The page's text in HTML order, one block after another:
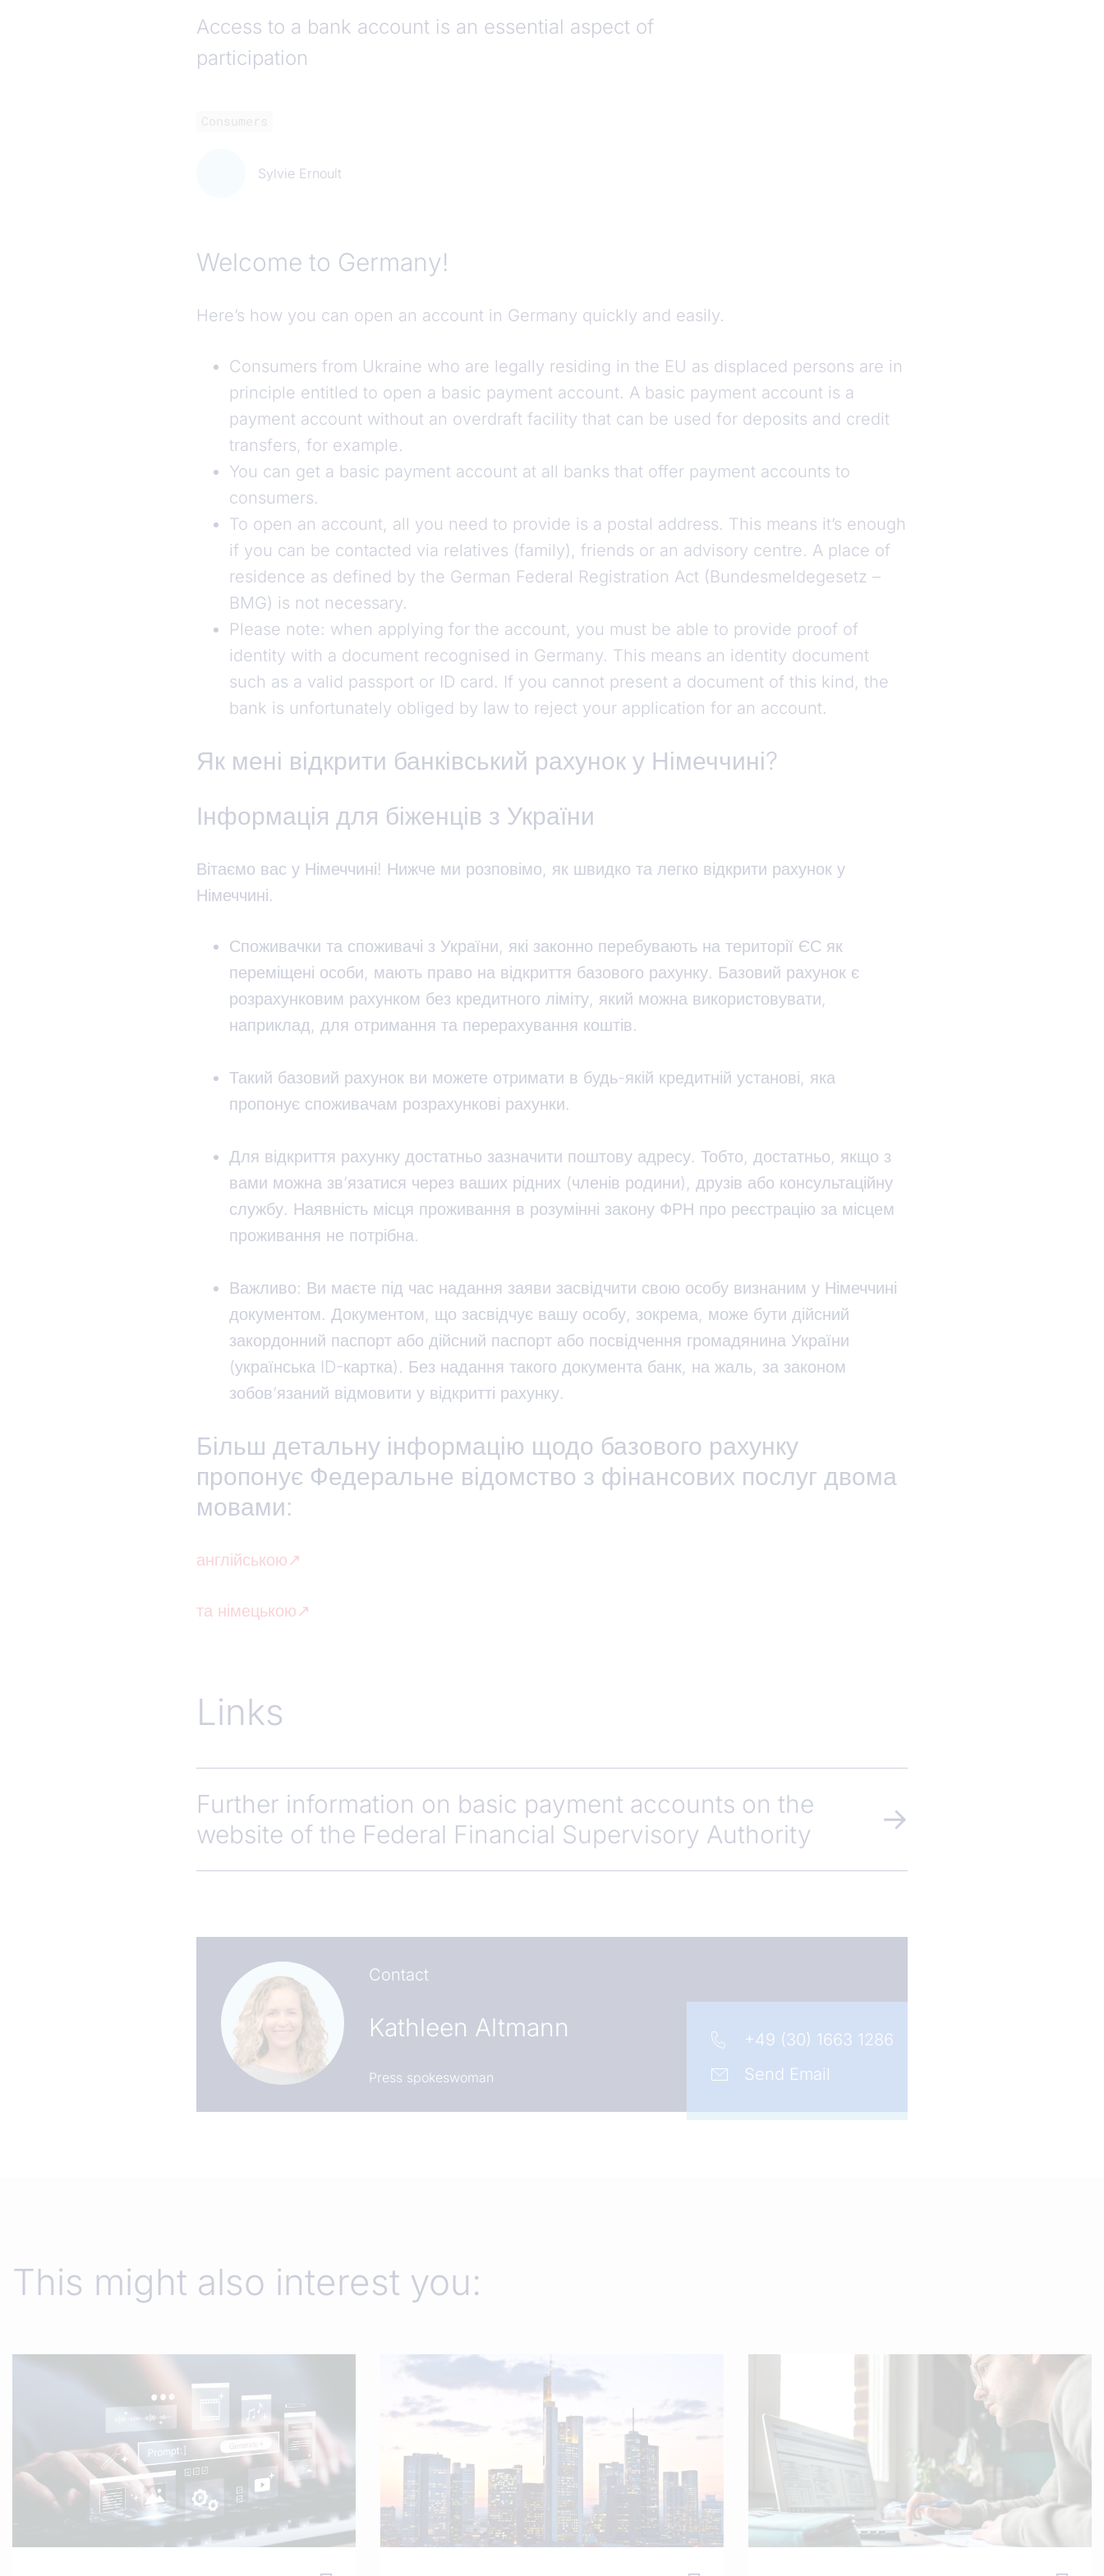
Access to a bank account is an essential aspect of
participation
Sylvie Ernoult
Welcome to Germany!
Here’s how you can open an account in Germany quickly and easily.
Consumers from Ukraine who are legally residing in the EU as displaced persons are in
principle entitled to open a basic payment account. A basic payment account is a
payment account without an overdraft facility that can be used for deposits and credit
transfers, for example.
You can get a basic payment account at all banks that offer payment accounts to
consumers.
To open an account, all you need to provide is a postal address. This means it’s enough
if you can be contacted via relatives (family), friends or an advisory centre. A place of
residence as defined by the German Federal Registration Act (Bundesmeldegesetz –
BMG) is not necessary.
Please note: when applying for the account, you must be able to provide proof of
identity with a document recognised in Germany. This means an identity document
such as a valid passport or ID card. If you cannot present a document of this kind, the
bank is unfortunately obliged by law to reject your application for an account.
Як мені відкрити банківський рахунок у Німеччині?
Інформація для біженців з України
Вітаємо вас у Німеччині! Нижче ми розповімо, як швидко та легко відкрити рахунок у
Німеччині.
Споживачки та споживачі з України, які законно перебувають на території ЄС як
переміщені особи, мають право на відкриття базового рахунку. Базовий рахунок є
розрахунковим рахунком без кредитного ліміту, який можна використовувати,
наприклад, для отримання та перерахування коштів.
Такий базовий рахунок ви можете отримати в будь-якій кредитній установі, яка
пропонує споживачам розрахункові рахунки.
Для відкриття рахунку достатньо зазначити поштову адресу. Тобто, достатньо, якщо з
вами можна зв’язатися через ваших рідних (членів родини), друзів або консультаційну
службу. Наявність місця проживання в розумінні закону ФРН про реєстрацію за місцем
проживання не потрібна.
Важливо: Ви маєте під час надання заяви засвідчити свою особу визнаним у Німеччині
документом. Документом, що засвідчує вашу особу, зокрема, може бути дійсний
закордонний паспорт або дійсний паспорт або посвідчення громадянина України
(українська ID-картка). Без надання такого документа банк, на жаль, за законом
зобов’язаний відмовити у відкритті рахунку.
Більш детальну інформацію щодо базового рахунку
пропонує Федеральне відомство з фінансових послуг двома
мовами:
англійською
та німецькою
Links
Further information on basic payment accounts on the
website of the Federal Financial Supervisory Authority
Contact
Kathleen Altmann
Press spokeswoman
+49 (30) 1663 1286
Send Email
This might also interest you: